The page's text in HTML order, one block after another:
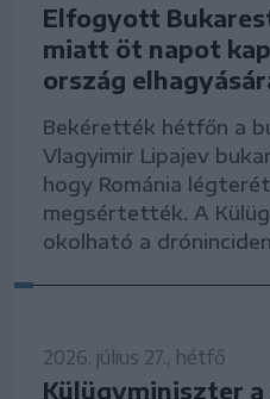
Elfogyott
miatt öt napot
ország
Bekérették hétfőn a
Vlagyimir Lipajev
hogy Románia
megsértették. A
okolható a
2026. július 27., hétfő
Külügyminiszter